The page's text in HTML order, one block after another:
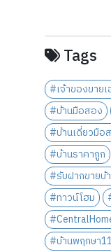
Tags
#เจ้าของขายเ
#บ้านมือสอง
#บ้านเดี่ยวมือ
#บ้านราคาถูก
#รับฝากขายบ้
#ทาวน์โฮม
#บ้านพฤกษา